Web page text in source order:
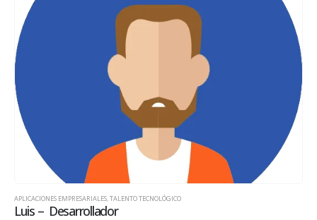
APLICACIONES EMPRESARIALES TALENTO TECNOLÓGICO
Luis – Desarrollador